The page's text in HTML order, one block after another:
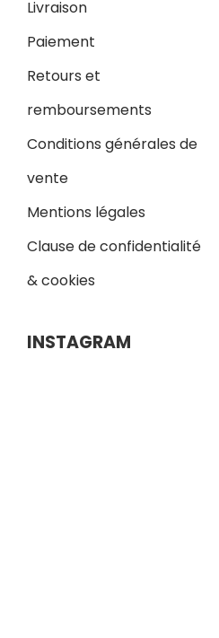
Livraison
Paiement
Retours et
remboursements
Conditions générales de
vente
Mentions légales
Clause de confidentialité
& cookies
INSTAGRAM